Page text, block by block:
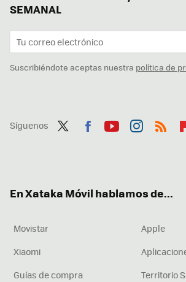
SEMANAL
Suscribiéndote aceptas nuestra política de
Síguenos
En Xataka Móvil hablamos de...
Movistar
Apple
Xiaomi
Guías de compra
Territorio